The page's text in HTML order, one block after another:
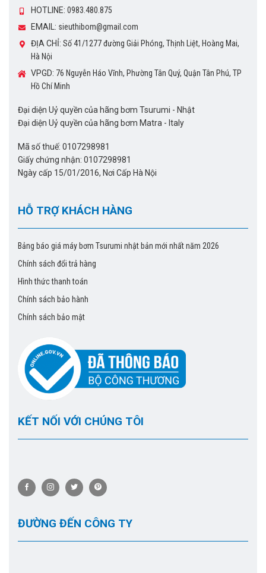
HOTLINE: 0983.480.875
EMAIL: sieuthibom@gmail.com
ĐỊA CHỈ: Số 41/1277 đường Giải Phóng, Thịnh Liệt, Hoàng Mai,
Hà Nội
VPGD: 76 Nguyễn Háo Vĩnh, Phường Tân Quý, Quận Tân Phú, TP
Hồ Chí Minh
Đại diện Uỷ quyền của hãng bơm Tsurumi - Nhật
Đại diện Uỷ quyền của hãng bơm Matra - Italy
Mã số thuế: 0107298981
Giấy chứng nhận: 0107298981
Ngày cấp 15/01/2016, Nơi Cấp Hà Nội
HỖ TRỢ KHÁCH HÀNG
Bảng báo giá máy bơm Tsurumi nhật bản mới nhất năm 2026
Chính sách đổi trả hàng
Hình thức thanh toán
Chính sách bảo hành
Chính sách bảo mật
KẾT NỐI VỚI CHÚNG TÔI
ĐƯỜNG ĐẾN CÔNG TY